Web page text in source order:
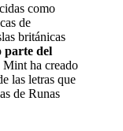
como
de
británicas
parte del
Mint ha creado
las letras que
de Runas